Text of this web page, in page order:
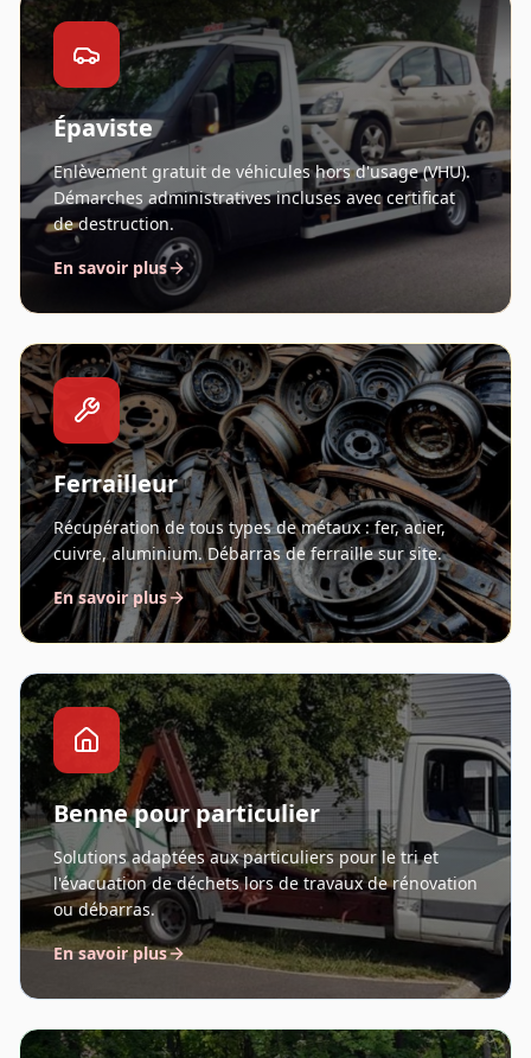
Épaviste
Enlèvement gratuit de véhicules hors d'usage (VHU).
Démarches administratives incluses avec certificat
de destruction.
En savoir plus
Ferrailleur
Récupération de tous types de métaux : fer, acier,
cuivre, aluminium. Débarras de ferraille sur site.
En savoir plus
Benne pour particulier
Solutions adaptées aux particuliers pour le tri et
l'évacuation de déchets lors de travaux de rénovation
ou débarras.
En savoir plus